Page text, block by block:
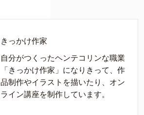
きっかけ作家
自分がつくったヘンテコリンな職業
「きっかけ作家」になりきって、作
品制作やイラストを描いたり、オン
ライン講座を制作しています。